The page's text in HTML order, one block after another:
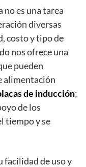
no es una tarea
diversas
costo y tipo de
nos ofrece una
pueden
alimentación
de inducción;
de los
tiempo y se
facilidad de uso y